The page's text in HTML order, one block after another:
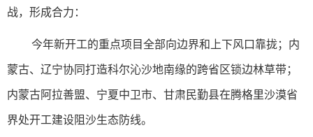
战，形成合力：
今年新开工的重点项目全部向边界和上下风口靠拢；内
蒙古、辽宁协同打造科尔沁沙地南缘的跨省区锁边林草带；
内蒙古阿拉善盟、宁夏中卫市、甘肃民勤县在腾格里沙漠省
界处开工建设阻沙生态防线。